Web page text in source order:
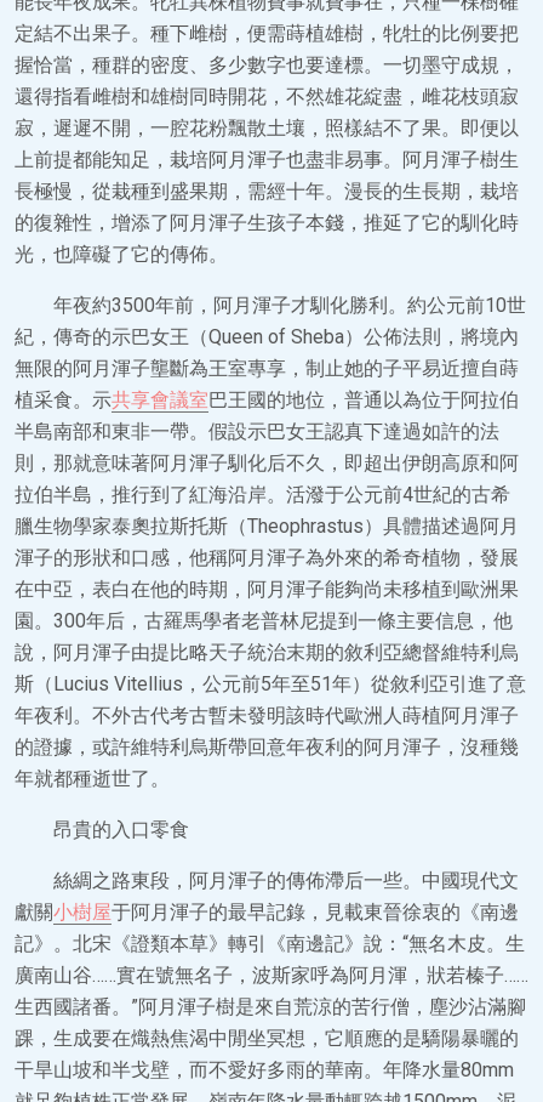
定結不出果子。種下雌樹，便需蒔植雄樹，牝牡的比例要把
握恰當，種群的密度、多少數字也要達標。一切墨守成規，
還得指看雌樹和雄樹同時開花，不然雄花綻盡，雌花枝頭寂
寂，遲遲不開，一腔花粉飄散土壤，照樣結不了果。即便以
上前提都能知足，栽培阿月渾子也盡非易事。阿月渾子樹生
長極慢，從栽種到盛果期，需經十年。漫長的生長期，栽培
的復雜性，增添了阿月渾子生孩子本錢，推延了它的馴化時
光，也障礙了它的傳佈。
年夜約3500年前，阿月渾子才馴化勝利。約公元前10世
紀，傳奇的示巴女王（Queen of Sheba）公佈法則，將境內
無限的阿月渾子壟斷為王室專享，制止她的子平易近擅自蒔
植采食。示共享會議室巴王國的地位，普通以為位于阿拉伯
半島南部和東非一帶。假設示巴女王認真下達過如許的法
則，那就意味著阿月渾子馴化后不久，即超出伊朗高原和阿
拉伯半島，推行到了紅海沿岸。活潑于公元前4世紀的古希
臘生物學家泰奧拉斯托斯（Theophrastus）具體描述過阿月
渾子的形狀和口感，他稱阿月渾子為外來的希奇植物，發展
在中亞，表白在他的時期，阿月渾子能夠尚未移植到歐洲果
園。300年后，古羅馬學者老普林尼提到一條主要信息，他
說，阿月渾子由提比略天子統治末期的敘利亞總督維特利烏
斯（Lucius Vitellius，公元前5年至51年）從敘利亞引進了意
年夜利。不外古代考古暫未發明該時代歐洲人蒔植阿月渾子
的證據，或許維特利烏斯帶回意年夜利的阿月渾子，沒種幾
年就都種逝世了。
昂貴的入口零食
絲綢之路東段，阿月渾子的傳佈滯后一些。中國現代文
獻關小樹屋于阿月渾子的最早記錄，見載東晉徐衷的《南邊
記》。北宋《證類本草》轉引《南邊記》說：“無名木皮。生
廣南山谷……實在號無名子，波斯家呼為阿月渾，狀若榛子……
生西國諸番。”阿月渾子樹是來自荒涼的苦行僧，塵沙沾滿腳
踝，生成要在熾熱焦渴中閒坐冥想，它順應的是驕陽暴曬的
干旱山坡和半戈壁，而不愛好多雨的華南。年降水量80mm